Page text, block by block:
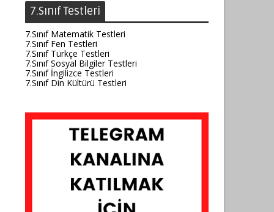
7.Sınıf Testleri
7.Sınıf Matematik Testleri
7.Sınıf Fen Testleri
7.Sınıf Türkçe Testleri
7.Sınıf Sosyal Bilgiler Testleri
7.Sınıf İngilizce Testleri
7.Sınıf Din Kültürü Testleri